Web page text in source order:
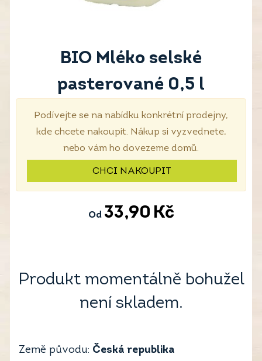
BIO Mléko selské
pasterované 0,5 l
Podívejte se na nabídku konkrétní prodejny,
kde chcete nakoupit. Nákup si vyzvednete,
nebo vám ho dovezeme domů.
CHCI NAKOUPIT
Od 33,90 Kč
Produkt momentálně bohužel
není skladem.
Země původu: Česká republika